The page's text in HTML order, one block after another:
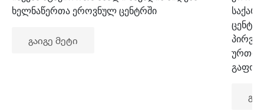
ხელნაწერთა ეროვნულ ცენტრში
გაიგე მეტი